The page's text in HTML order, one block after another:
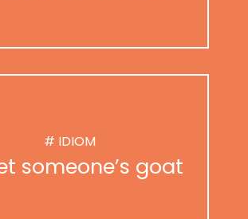
# IDIOM
someone’s goat